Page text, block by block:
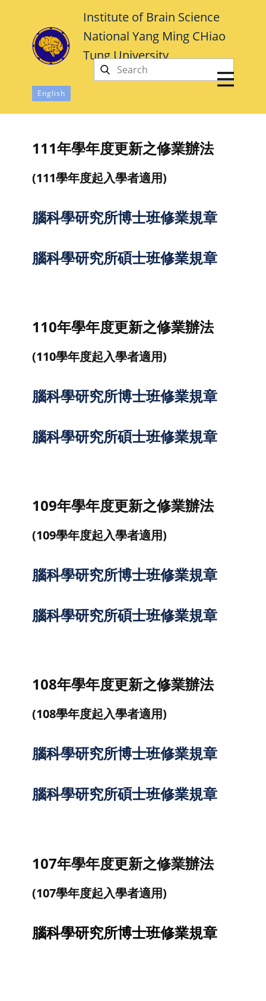
Institute of Brain Science
National Yang Ming CHiao
Tung University
中文
English
111年學年度更新之修業辦法
(111學年度起入學者適用)
腦科學研究所博士班修業規章
腦科學研究所碩士班修業規章
110年學年度更新之修業辦法
(110學年度起入學者適用)
腦科學研究所博士班修業規章
腦科學研究所碩士班修業規章
109年學年度更新之修業辦法
(109學年度起入學者適用)
腦科學研究所博士班修業規章
腦科學研究所碩士班修業規章
108年學年度更新之修業辦法
(108學年度起入學者適用)
腦科學研究所博士班修業規章
腦科學研究所碩士班修業規章
107年學年度更新之修業辦法
(107學年度起入學者適用)
腦科學研究所博士班修業規章